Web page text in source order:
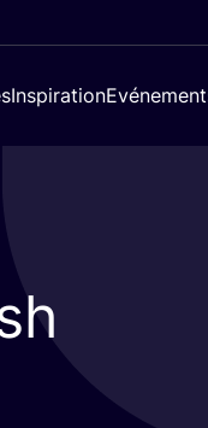
Inspiration